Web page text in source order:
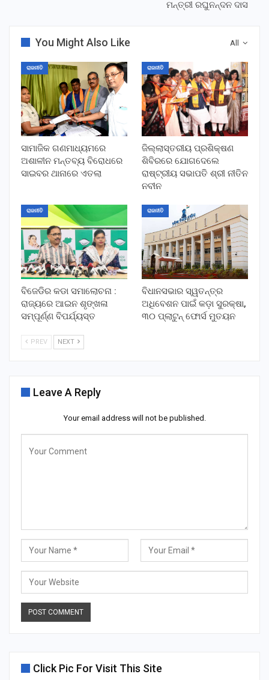
ମନ୍ତ୍ରୀ ରଘୁନନ୍ଦନ ଦାସ
All
You Might Also Like
ରାଜନୀତି
ସାମାଜିକ ଗଣମାଧ୍ୟମରେ
ଅଶାଳୀନ ମନ୍ତବ୍ୟ ବିରୋଧରେ
ସାଇବର ଥାନାରେ ଏତଲା
ରାଜନୀତି
ଜିଲ୍ଲାସ୍ତରୀୟ ପ୍ରଶିକ୍ଷଣ
ଶିବିରରେ ଯୋଗଦେଲେ
ରାଷ୍ଟ୍ରୀୟ ସଭାପତି ଶ୍ରୀ ନୀତିନ
ନବୀନ
ରାଜନୀତି
ବିଜେଡିର କଡା ସମାଲୋଚନା :
ରାଜ୍ୟରେ ଆଇନ ଶୃଙ୍ଖଳା
ସମ୍ପୂର୍ଣ୍ଣ ବିପର୍ଯ୍ୟସ୍ତ
ରାଜନୀତି
ବିଧାନସଭାର ସ୍ୱତନ୍ତ୍ର
ଅଧିବେଶନ ପାଇଁ କଡ଼ା ସୁରକ୍ଷା,
୩୦ ପ୍ଲାଟୁନ୍ ଫୋର୍ସ ମୁତୟନ
PREV NEXT
Leave A Reply
Your email address will not be published.
Click Pic For Visit This Site